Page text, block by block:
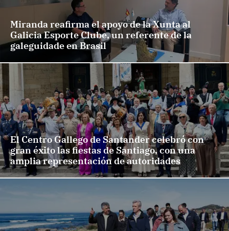
Miranda reafirma el apoyo de la Xunta al
Galicia Esporte Clube, un referente de la
galeguidade en Brasil
El Centro Gallego de Santander celebró con
gran éxito las fiestas de Santiago, con una
amplia representación de autoridades